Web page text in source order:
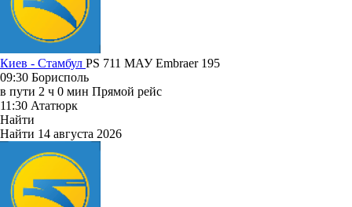
Киев - Стамбул PS 711 МАУEmbraer 195
09:30 Борисполь
в пути 2 ч 0 мин Прямой рейс
11:30 Ататюрк
Найти
Найти 14 августа 2026